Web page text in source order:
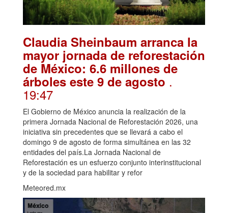
Claudia Sheinbaum arranca la
mayor jornada de reforestación
de México: 6.6 millones de
árboles este 9 de agosto .
19:47
El Gobierno de México anuncia la realización de la
primera Jornada Nacional de Reforestación 2026, una
iniciativa sin precedentes que se llevará a cabo el
domingo 9 de agosto de forma simultánea en las 32
entidades del país.La Jornada Nacional de
Reforestación es un esfuerzo conjunto interinstitucional
y de la sociedad para habilitar y refor
Meteored.mx